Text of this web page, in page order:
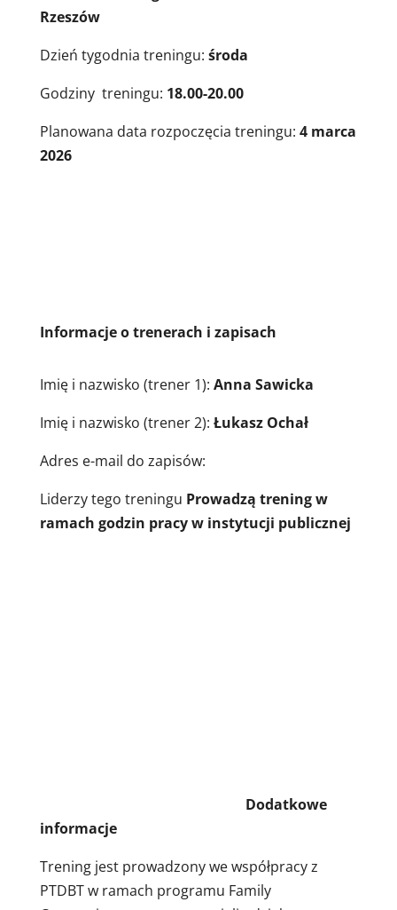
Rzeszów
Dzień tygodnia treningu: środa
Godziny treningu: 18.00-20.00
Planowana data rozpoczęcia treningu: 4marca
2026
Informacje o trenerach i zapisach
Imię i nazwisko (trener 1): Anna Sawicka
Imię i nazwisko (trener 2): Łukasz Ochał
Adres e-mail do zapisów:
Liderzy tego treningu Prowadzą trening w
ramach godzin pracy w instytucji publicznej
Dodatkowe
informacje
Trening jest prowadzony we współpracy z
PTDBT w ramach programu Family